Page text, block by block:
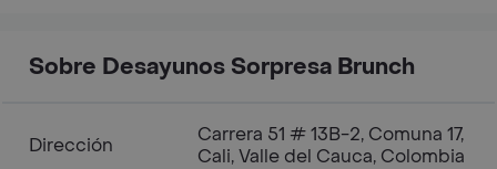
Sobre Desayunos Sorpresa Brunch
Dirección
Carrera 51 # 13B-2, Comuna 17,
Cali, Valle del Cauca, Colombia